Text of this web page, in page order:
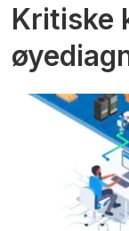
Kritiske